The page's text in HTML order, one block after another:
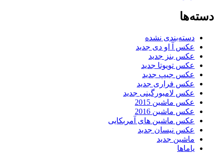
دسته‌ها
دسته‌بندی نشده
عکس آ او دی جدید
عکس بنز جدید
عکس تویوتا جدید
عکس جیپ جدید
عکس فراری جدید
عکس لامبورگینی جدید
عکس ماشین 2015
عکس ماشین 2016
عکس ماشین های آمربکایی
عکس نیسان جدید
ماشین جدید
یاماها